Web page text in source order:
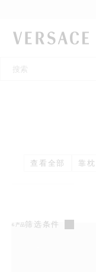
VERSACE | 主页
查看全部 靠枕
6 产品 筛选条件